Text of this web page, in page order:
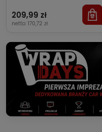
209,99 zł
netto: 170,72 zł